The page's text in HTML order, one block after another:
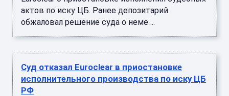
актов по иску ЦБ. Ранее депозитарий
обжаловал решение суда о неме ...
Суд отказал Euroclear в приостановке
исполнительного производства по иску ЦБ
РФ